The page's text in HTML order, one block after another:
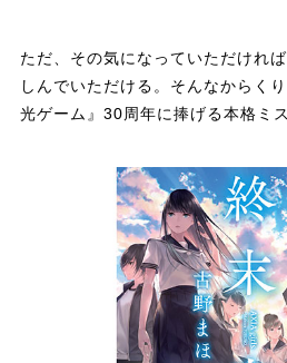
ただ、その気になっていただけれ
しんでいただける。そんなからく
光ゲーム』30周年に捧げる本格ミ